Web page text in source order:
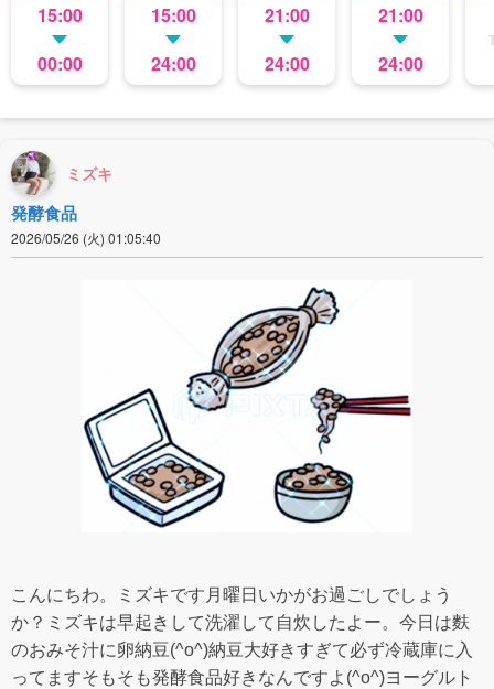
15:00
00:00
15:00
24:00
21:00
24:00
21:00
24:00
ミズキ
発酵食品
2026/05/26 (火) 01:05:40
こんにちわ。ミズキです月曜日いかがお過ごしでしょう
か？ミズキは早起きして洗濯して自炊したよー。今日は麩
のおみそ汁に卵納豆(^o^)納豆大好きすぎて必ず冷蔵庫に入
ってますそもそも発酵食品好きなんですよ(^o^)ヨーグルト